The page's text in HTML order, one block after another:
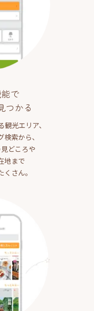
で
つかる
光エリア、
索から、
どころや
地まで
さん。